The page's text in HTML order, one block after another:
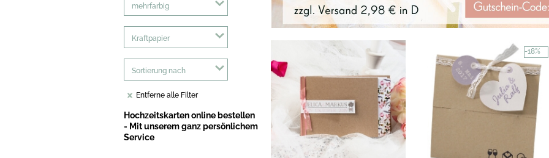
mehrfarbig
Kraftpapier
Sortierung nach
Entferne alle Filter
Hochzeitskarten online bestellen
- Mit unserem ganz persönlichem
Service
-18%